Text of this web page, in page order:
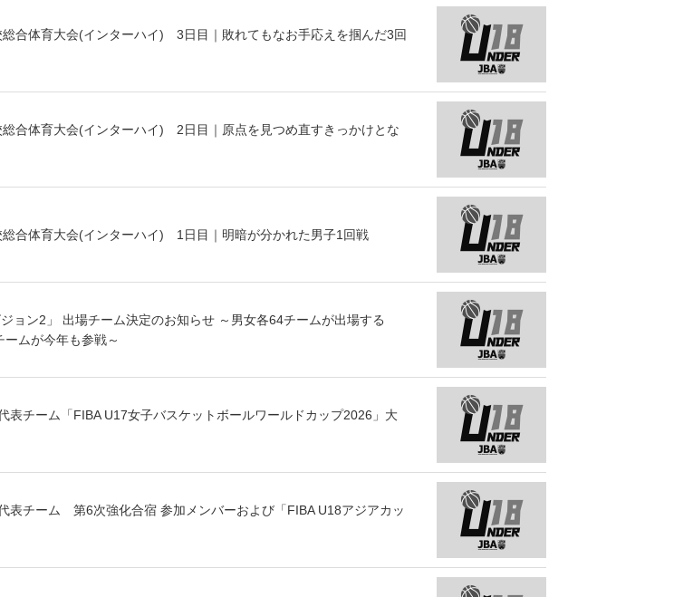
総合体育大会(インターハイ) 3日目｜敗れてもなお手応えを掴んだ3回
総合体育大会(インターハイ) 2日目｜原点を見つめ直すきっかけとな
総合体育大会(インターハイ) 1日目｜明暗が分かれた男子1回戦
ョン2」 出場チーム決定のお知らせ ～男女各64チームが出場する
ームが今年も参戦～
表チーム「FIBA U17女子バスケットボールワールドカップ2026」大
表チーム 第6次強化合宿 参加メンバーおよび「FIBA U18アジアカッ